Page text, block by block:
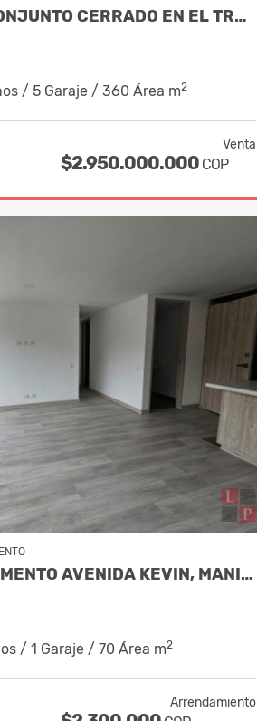
VENTA CASA EN CONJUNTO CERRADO EN EL TRÉBOL MANIZALES COD 10026752
/ 5 Garaje / 360 Área m2
Venta
$2.950.000.000 COP
ALQUILER APARTAMENTO AVENIDA KEVIN, MANIZALES, CÓDIGO 10201737
/ 1 Garaje / 70 Área m2
Arrendamiento